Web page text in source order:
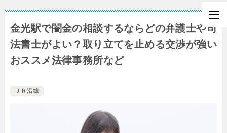
金光駅で闇金の相談するならどの弁護士や司
法書士がよい？取り立てを止める交渉が強い
おススメ法律事務所など
ＪＲ沿線